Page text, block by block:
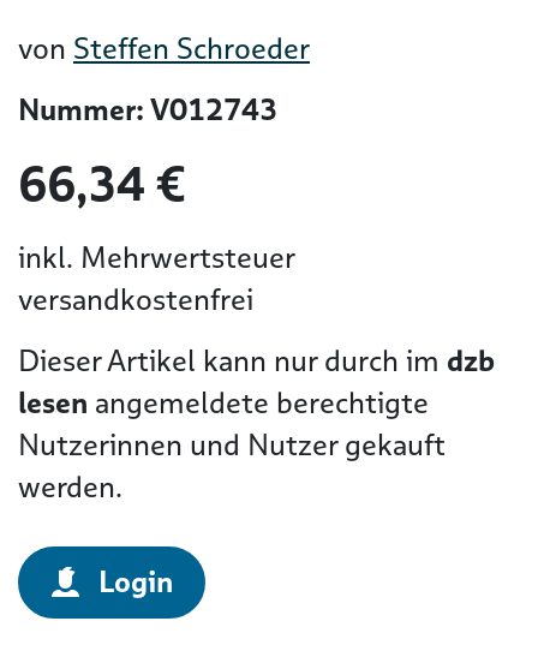
von Steffen Schroeder
Nummer: V012743
66,34 €
inkl. Mehrwertsteuer
versandkostenfrei
Dieser Artikel kann nur durch im dzb
lesen angemeldete berechtigte
Nutzerinnen und Nutzer gekauft
werden.
Login